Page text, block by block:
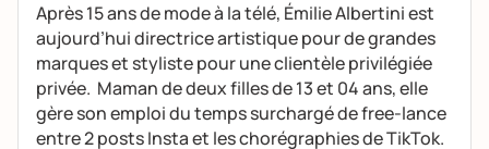
Après 15 ans de mode à la télé, Émilie Albertini est
aujourd’hui directrice artistique pour de grandes
marques et styliste pour une clientèle privilégiée
privée. Maman de deux filles de 13 et 04 ans, elle
gère son emploi du temps surchargé de free-lance
entre 2 posts Insta et les chorégraphies de TikTok.